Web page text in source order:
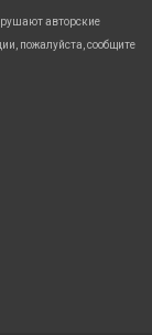
авторские
пожалуйста, сообщите